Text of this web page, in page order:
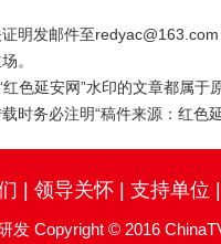
明发邮件至
。
色延安网”水印的文章都属
时务必注明“稿件来源：红色
领导关怀| 支持单位
发 Copyright © 2016